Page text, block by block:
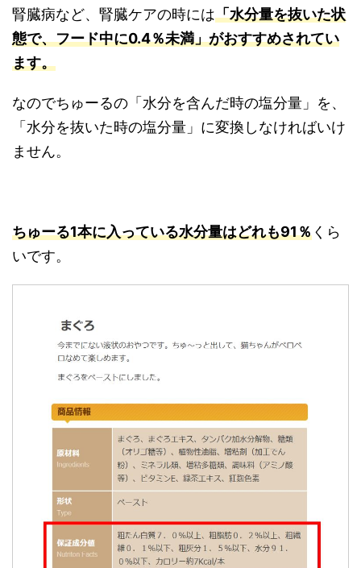
腎臓病など、腎臓ケアの時には「水分量を抜いた状
態で、フード中に0.4％未満」がおすすめされてい
ます。
なのでちゅーるの「水分を含んだ時の塩分量」を、
「水分を抜いた時の塩分量」に変換しなければいけ
ません。
ちゅーる1本に入っている水分量はどれも91％くら
いです。